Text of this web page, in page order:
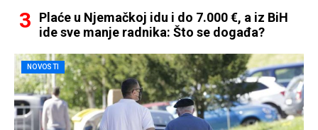
Plaće u Njemačkoj idu i do 7.000 €, a iz BiH
ide sve manje radnika: Što se događa?
NOVOSTI